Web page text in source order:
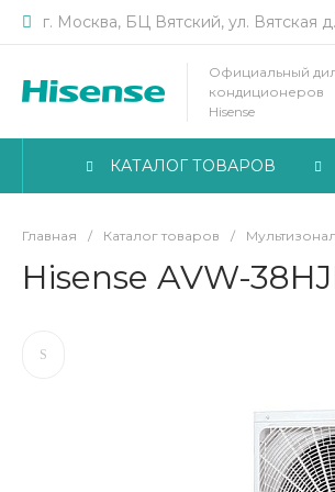
г. Москва, БЦ Вятский, ул. Вятская
Официальный
кондиционеров
Hisense
КАТАЛОГ ТОВАРОВ
Главная / Каталог товаров /
Hisense AVW-